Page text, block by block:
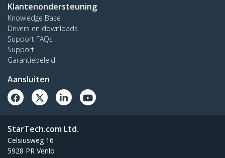
Klantenondersteuning
Knowledge Base
Drivers en downloads
Support FAQs
Support
Garantiebeleid
Aansluiten
StarTech.com Ltd.
Celsiusweg 16
5928 PR Venlo